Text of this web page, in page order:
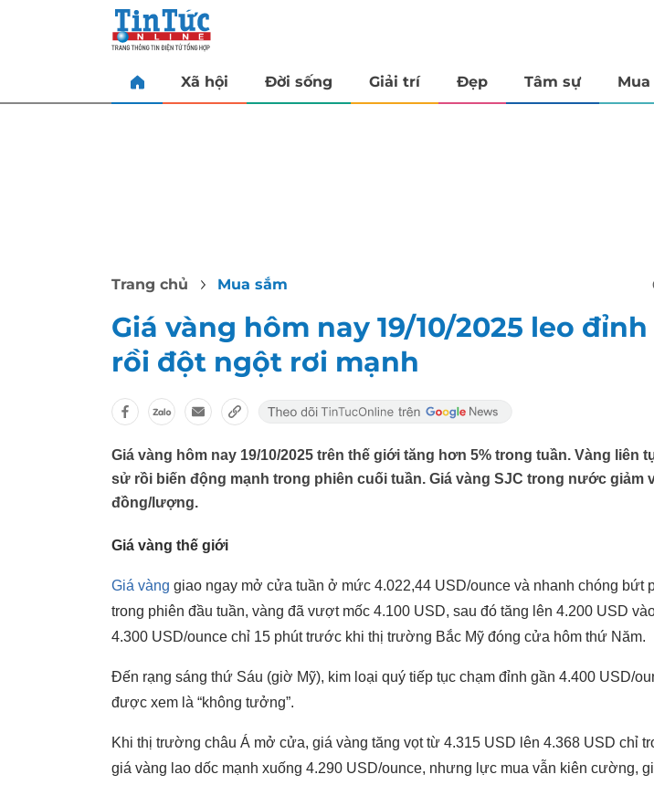
Xã hội Đời sống Giải trí Đẹp Tâm sự
Trang chủ Mua sắm
Giá vàng hôm nay 19/10/2025 leo
rồi đột ngột rơi mạnh
Giá vàng hôm nay 19/10/2025 trên thế giới tăng hơn 5% trong tuần. Vàng liên
sử rồi biến động mạnh trong phiên cuối tuần. Giá vàng SJC trong nước giảm
đồng/lượng.
Giá vàng thế giới
Giá vàng giao ngay mở cửa tuần ở mức 4.022,44 USD/ounce và nhanh chóng bứt
trong phiên đầu tuần, vàng đã vượt mốc 4.100 USD, sau đó tăng lên 4.200 USD
4.300 USD/ounce chỉ 15 phút trước khi thị trường Bắc Mỹ đóng cửa hôm thứ Năm.
Đến rạng sáng thứ Sáu (giờ Mỹ), kim loại quý tiếp tục chạm đỉnh gần 4.400 USD/
được xem là “không tưởng”.
Khi thị trường châu Á mở cửa, giá vàng tăng vọt từ 4.315 USD lên 4.368 USD chỉ
giá vàng lao dốc mạnh xuống 4.290 USD/ounce, nhưng lực mua vẫn kiên cường,